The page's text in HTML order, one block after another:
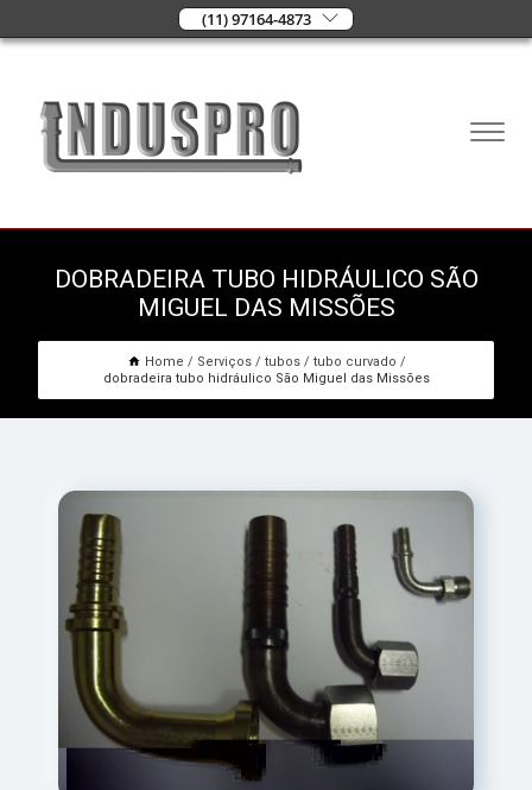
(11) 97164-4873
DOBRADEIRA TUBO HIDRÁULICO SÃO
MIGUEL DAS MISSÕES
Home Serviços tubos
tubo curvado
dobradeira tubo hidráulico São Miguel das Missões